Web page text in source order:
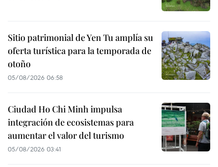
Sitio patrimonial de Yen Tu amplía su
oferta turística para la temporada de
otoño
05/08/2026 06:58
Ciudad Ho Chi Minh impulsa
integración de ecosistemas para
aumentar el valor del turismo
05/08/2026 03:41